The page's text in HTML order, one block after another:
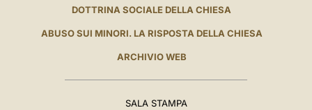
DOTTRINA SOCIALE DELLA CHIESA
ABUSO SUI MINORI. LA RISPOSTA DELLA CHIESA
ARCHIVIO WEB
SALA STAMPA